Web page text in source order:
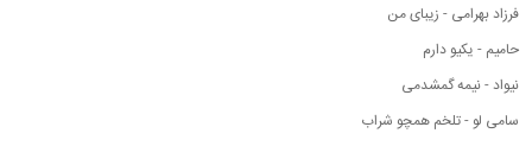
فرزاد بهرامی - زیبای من
حامیم - یکیو دارم
نیواد - نیمه گمشدمی
سامی لو - تلخم همچو شراب